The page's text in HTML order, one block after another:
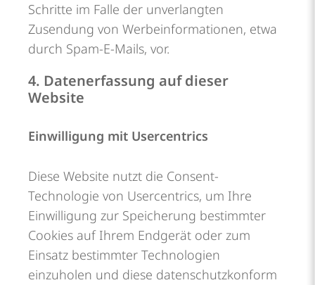
Schritte im Falle der unverlangten
Zusendung von Werbeinformationen, etwa
durch Spam-E-Mails, vor.
4. Datenerfassung auf dieser
Website
Einwilligung mit Usercentrics
Diese Website nutzt die Consent-
Technologie von Usercentrics, um Ihre
Einwilligung zur Speicherung bestimmter
Cookies auf Ihrem Endgerät oder zum
Einsatz bestimmter Technologien
einzuholen und diese datenschutzkonform